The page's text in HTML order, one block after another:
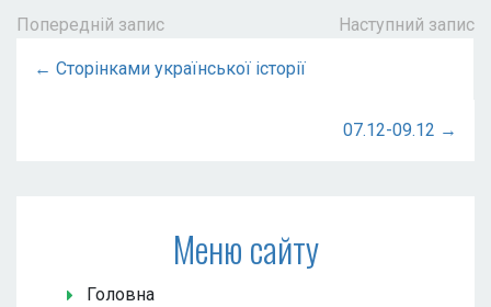
Попередній запис Наступний запис
← Сторінками української історії
07.12-09.12 →
Меню сайту
Головна